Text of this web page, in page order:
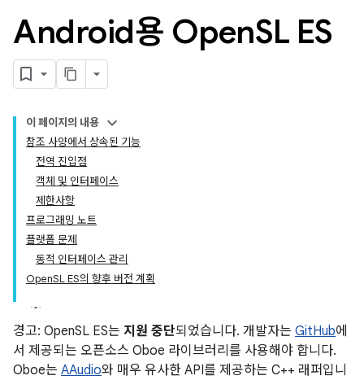
Android용 OpenSL ES
이 페이지의 내용
참조 사양에서 상속된 기능
전역 진입점
객체 및 인터페이스
제한사항
프로그래밍 노트
플랫폼 문제
동적 인터페이스 관리
OpenSL ES의 향후 버전 계획
경고: OpenSL ES는 지원 중단되었습니다. 개발자는 GitHub에
서 제공되는 오픈소스 Oboe 라이브러리를 사용해야 합니다.
Oboe는 AAudio와 매우 유사한 API를 제공하는 C++ 래퍼입니